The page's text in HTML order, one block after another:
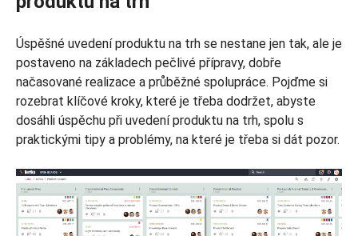
Úspěšné uvedení produktu na trh se nestane jen tak, ale je
postaveno na základech pečlivé přípravy, dobře
načasované realizace a průběžné spolupráce. Pojďme si
rozebrat klíčové kroky, které je třeba dodržet, abyste
dosáhli úspěchu při uvedení produktu na trh, spolu s
praktickými tipy a problémy, na které je třeba si dát pozor.